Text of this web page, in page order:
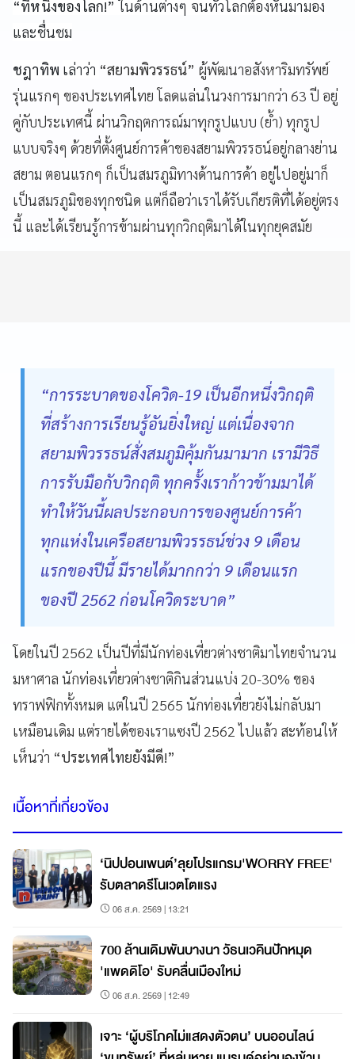
“ที่หนึ่งของโลก!” ในด้านต่างๆ จนทั่วโลกต้องหันมามอง
และชื่นชม
ชฎาทิพ เล่าว่า “สยามพิวรรธน์” ผู้พัฒนาอสังหาริมทรัพย์
รุ่นแรกๆ ของประเทศไทย โลดแล่นในวงการมากว่า 63 ปี อยู่
คู่กับประเทศนี้ ผ่านวิกฤตการณ์มาทุกรูปแบบ (ย้ำ) ทุกรูป
แบบจริงๆ ด้วยที่ตั้งศูนย์การค้าของสยามพิวรรธน์อยู่กลางย่าน
สยาม ตอนแรกๆ ก็เป็นสมรภูมิทางด้านการค้า อยู่ไปอยู่มาก็
เป็นสมรภูมิของทุกชนิด แต่ก็ถือว่าเราได้รับเกียรติที่ได้อยู่ตรง
นี้ และได้เรียนรู้การข้ามผ่านทุกวิกฤติมาได้ในทุกยุคสมัย
“การระบาดของโควิด-19 เป็นอีกหนึ่งวิกฤติ
ที่สร้างการเรียนรู้อันยิ่งใหญ่ แต่เนื่องจาก
สยามพิวรรธน์สั่งสมภูมิคุ้มกันมามาก เรามีวิธี
การรับมือกับวิกฤติ ทุกครั้งเราก้าวข้ามมาได้
ทำให้วันนี้ผลประกอบการของศูนย์การค้า
ทุกแห่งในเครือสยามพิวรรธน์ช่วง 9 เดือน
แรกของปีนี้ มีรายได้มากกว่า 9 เดือนแรก
ของปี 2562 ก่อนโควิดระบาด”
โดยในปี 2562 เป็นปีที่มีนักท่องเที่ยวต่างชาติมาไทยจำนวน
มหาศาล นักท่องเที่ยวต่างชาติกินส่วนแบ่ง 20-30% ของ
ทราฟฟิกทั้งหมด แต่ในปี 2565 นักท่องเที่ยวยังไม่กลับมา
เหมือนเดิม แต่รายได้ของเราแซงปี 2562 ไปแล้ว สะท้อนให้
เห็นว่า “ประเทศไทยยังมีดี!”
เนื้อหาที่เกี่ยวข้อง
‘นิปปอนเพนต์’ลุยโปรแกรม'WORRY FREE'
รับตลาดรีโนเวตโตแรง
06 ส.ค. 2569 | 13:21
700 ล้านเดิมพันบางนา วัธนเวคินปักหมุด
'แพดดิโอ' รับคลื่นเมืองใหม่
06 ส.ค. 2569 | 12:49
เจาะ ‘ผู้บริโภคไม่แสดงตัวตน’ บนออนไลน์